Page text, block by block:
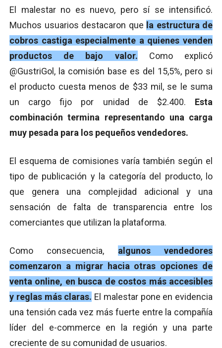
El malestar no es nuevo, pero sí se intensificó.
Muchos usuarios destacaron que la estructura de
cobros castiga especialmente a quienes venden
productos de bajo valor.
Como explicó
@GustriGol, la comisión base es del 15,5%, pero si
el producto cuesta menos de $33 mil, se le suma
un cargo fijo por unidad de $2.400. Esta
combinación termina representando una carga
muy pesada para los pequeños vendedores.
El esquema de comisiones varía también según el
tipo de publicación y la categoría del producto, lo
que genera una complejidad adicional y una
sensación de falta de transparencia entre los
comerciantes que utilizan la plataforma.
Como consecuencia, algunos vendedores
comenzaron a migrar hacia otras opciones de
venta online, en busca de costos más accesibles
y reglas más claras. El malestar pone en evidencia
una tensión cada vez más fuerte entre la compañía
líder del e-commerce en la región y una parte
creciente de su comunidad de usuarios.